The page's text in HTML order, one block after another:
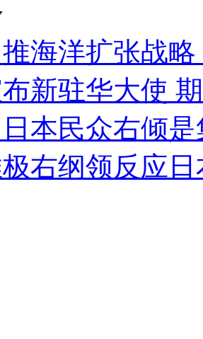
医生回应
政治霸凌主义
推海洋扩张战
布新驻华大使
本民众右倾
右纲领反应